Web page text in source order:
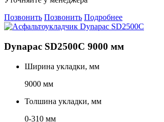
Позвонить Позвонить Подробнее
Dynapac SD2500C 9000 мм
Ширина укладки, мм
9000 мм
Толшина укладки, мм
0-310 мм